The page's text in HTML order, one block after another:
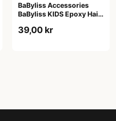
BaByliss Accessories
BaByliss KIDS Epoxy Hair
39,00 kr